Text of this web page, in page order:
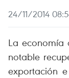
24/11/2014
La economía
notable
exportación